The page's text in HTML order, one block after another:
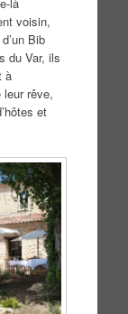
là
voisin,
Bib
du Var, ils
à
leur rêve,
et